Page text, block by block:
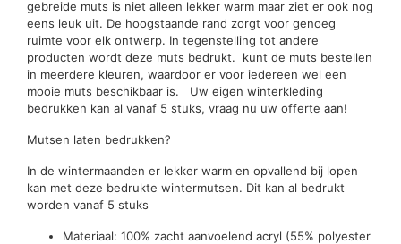
gebreide muts is niet alleen lekker warm maar ziet er ook nog
eens leuk uit. De hoogstaande rand zorgt voor genoeg
ruimte voor elk ontwerp. In tegenstelling tot andere
producten wordt deze muts bedrukt. kunt de muts bestellen
in meerdere kleuren, waardoor er voor iedereen wel een
mooie muts beschikbaar is. Uw eigen winterkleding
bedrukken kan al vanaf 5 stuks, vraag nu uw offerte aan!
Mutsen laten bedrukken?
In de wintermaanden er lekker warm en opvallend bij lopen
kan met deze bedrukte wintermutsen. Dit kan al bedrukt
worden vanaf 5 stuks
Materiaal: 100% zacht aanvoelend acryl (55% polyester